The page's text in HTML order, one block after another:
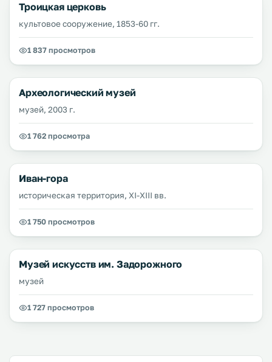
Троицкая церковь
культовое сооружение, 1853-60 гг.
1 837 просмотров
Археологический музей
музей, 2003 г.
1 762 просмотра
Иван-гора
историческая территория, XI-XIII вв.
1 750 просмотров
Музей искусств им. Задорожного
музей
1 727 просмотров